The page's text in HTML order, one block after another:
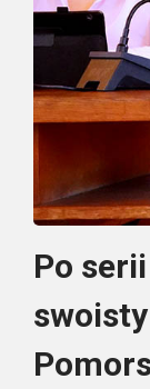
Po